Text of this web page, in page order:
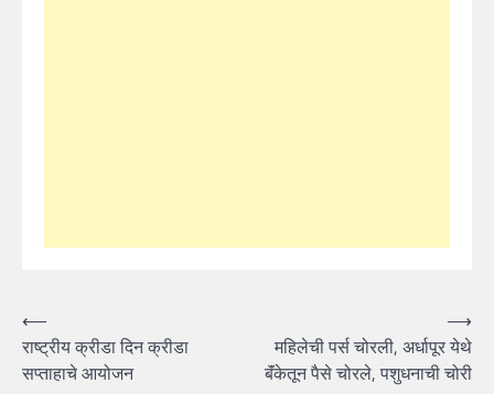
Post
navigation
⟵
राष्ट्रीय क्रीडा दिन क्रीडा
सप्ताहाचे आयोजन
महिलेची पर्स चोरली, अर्धापूर येथे
बॅंकेतून पैसे चोरले, पशुधनाची चोरी
⟶